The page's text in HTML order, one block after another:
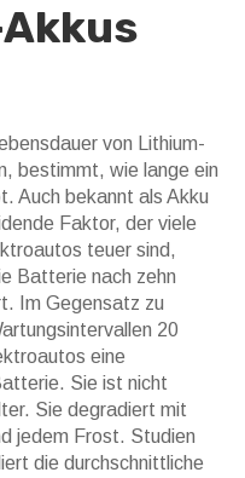
von Lithium-
bestimmt, wie lange ein
. Auch bekannt als Akku
Faktor, der viele
teuer sind,
Batterie nach zehn
Im Gegensatz zu
20
eine
Sie ist nicht
Sie degradiert mit
jedem Frost. Studien
die durchschnittliche